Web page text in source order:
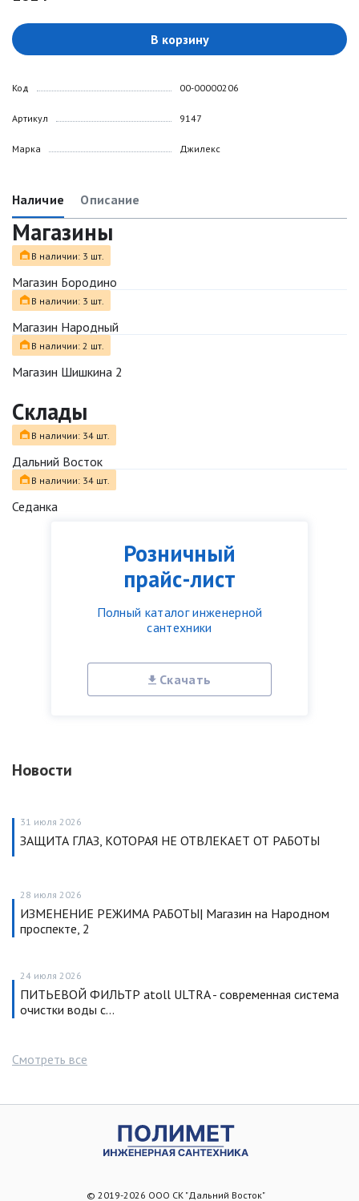
Розничный
прайс-лист
Полный каталог инженерной
сантехники
Скачать
Новости
31 июля 2026
ЗАЩИТА ГЛАЗ, КОТОРАЯ НЕ ОТВЛЕКАЕТ ОТ РАБОТЫ
28 июля 2026
ИЗМЕНЕНИЕ РЕЖИМА РАБОТЫ| Магазин на Народном
проспекте, 2
24 июля 2026
ПИТЬЕВОЙ ФИЛЬТР atoll ULTRA - современная система
очистки воды с…
Смотреть все
В корзину
Код
Артикул
Марка
00-00000206
9147
Джилекс
Наличие Описание
Магазины
В наличии: 3 шт.
Магазин Бородино
В наличии: 3 шт.
Магазин Народный
В наличии: 2 шт.
Магазин Шишкина 2
Склады
В наличии: 34 шт.
Дальний Восток
В наличии: 34 шт.
Седанка
© 2019-2026 ООО СК "Дальний Восток"